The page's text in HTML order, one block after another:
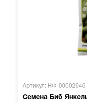
Артикул: НФ-00002646
Семена Биб